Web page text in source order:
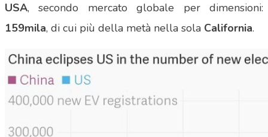
USA, secondo mercato globale per dimensioni:
159mila, di cui più della metà nella sola California.